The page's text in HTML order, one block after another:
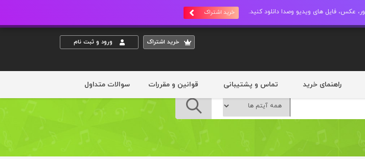
خرید اشتراک
خريد اشتراک ورود و ثبت نام
راهنمای خرید تماس و پشتیبانی قوانین و مقررات سوالات متداول